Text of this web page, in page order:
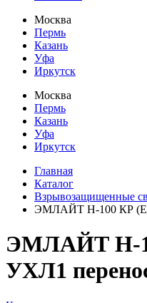
Москва
Пермь
Казань
Уфа
Иркутск
Москва
Пермь
Казань
Уфа
Иркутск
Главная
Каталог
Взрывозащищенные
ЭМЛАЙТ Н-100 КР
ЭМЛАЙТ Н-
УХЛ1